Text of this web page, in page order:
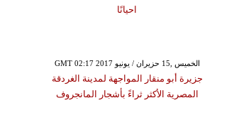
احيانًا
GMT 02:17 2017 الخميس ,15 حزيران / يونيو
جزيرة أبو منقار المواجهة لمدينة الغردقة
المصرية الأكثر ثراءً بأشجار المانجروف